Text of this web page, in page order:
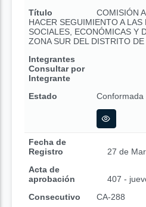
Título
COMISIÓN
HACER SEGUIMIENTO A
SOCIALES, ECONÓMICAS Y
ZONA SUR DEL DISTRITO DE
Integrantes
Consultar por
Integrante
Estado
Conformada
Fecha de
Registro
27 de
Acta de
aprobación
407 -
Consecutivo
CA-288